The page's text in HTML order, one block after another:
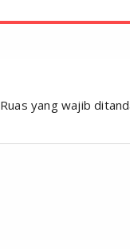
Ruas yang wajib